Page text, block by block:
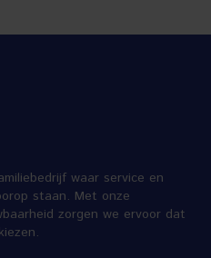
waar service en
staan. Met onze
zorgen we ervoor dat